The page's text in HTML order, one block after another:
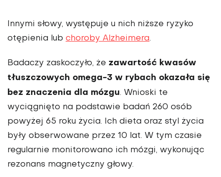
Innymi słowy, występuje u nich niższe ryzyko
otępienia lub choroby Alzheimera.
Badaczy zaskoczyło, że zawartość kwasów
tłuszczowych omega-3 w rybach okazała się
bez znaczenia dla mózgu. Wnioski te
wyciągnięto na podstawie badań 260 osób
powyżej 65 roku życia. Ich dieta oraz styl życia
były obserwowane przez 10 lat. W tym czasie
regularnie monitorowano ich mózgi, wykonując
rezonans magnetyczny głowy.